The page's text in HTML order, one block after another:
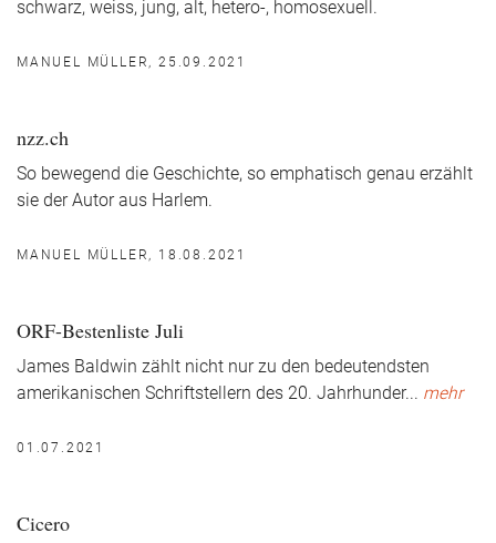
schwarz, weiss, jung, alt, hetero-, homosexuell.
MANUEL MÜLLER, 25.09.2021
nzz.ch
So bewegend die Geschichte, so emphatisch genau erzählt
sie der Autor aus Harlem.
MANUEL MÜLLER, 18.08.2021
ORF-Bestenliste Juli
James Baldwin zählt nicht nur zu den bedeutendsten
amerikanischen Schriftstellern des 20. Jahrhunder... mehr
01.07.2021
Cicero